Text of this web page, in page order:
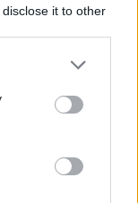
it to other